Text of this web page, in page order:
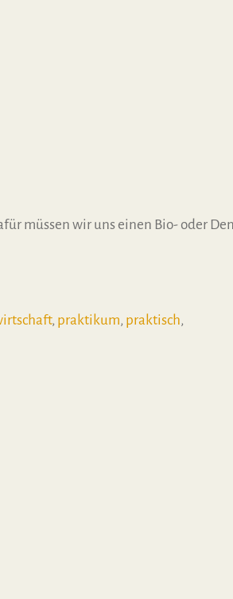
müssen wir uns einen Bio- oder
, praktikum, praktisch,